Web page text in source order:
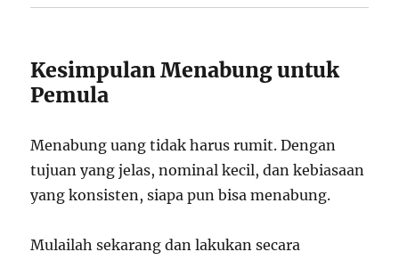
Kesimpulan Menabung untuk
Pemula
Menabung uang tidak harus rumit. Dengan
tujuan yang jelas, nominal kecil, dan kebiasaan
yang konsisten, siapa pun bisa menabung.
Mulailah sekarang dan lakukan secara